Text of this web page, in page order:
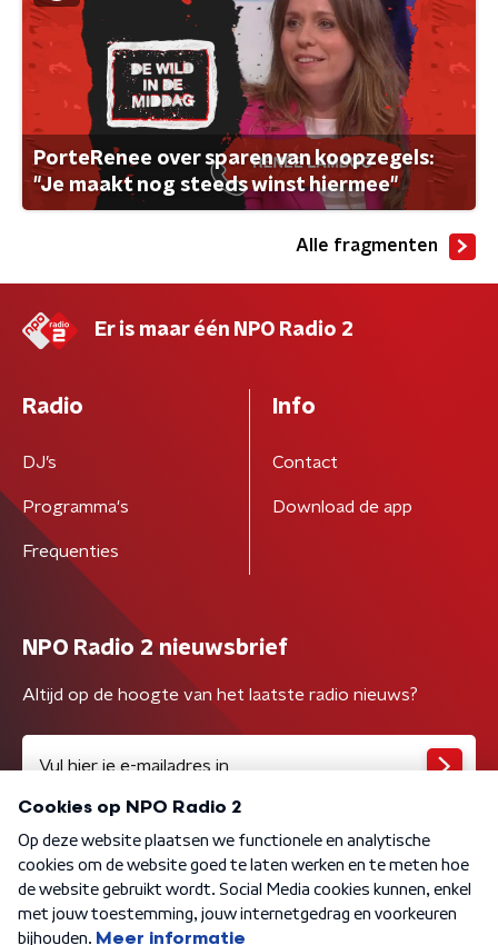
PorteRenee over sparen van koopzegels:
"Je maakt nog steeds winst hiermee"
Alle fragmenten
Er is maar één NPO Radio 2
Radio
DJ’s
Programma's
Frequenties
Info
Contact
Download de app
NPO Radio 2 nieuwsbrief
Altijd op de hoogte van het laatste radio nieuws?
Algemene voorwaarden